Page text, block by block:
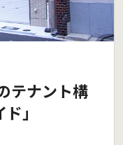
テナント構
」